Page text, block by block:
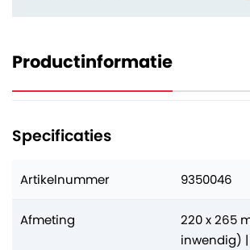
Productinformatie
Specificaties
Artikelnummer 9350046
Afmeting
220 x 265
inwendig) |